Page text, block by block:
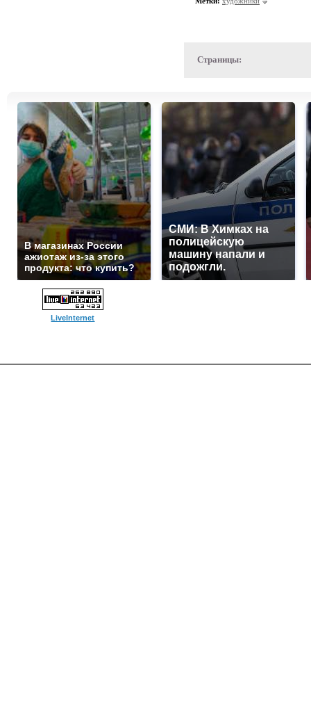
Страницы:
В магазинах России
ажиотаж из-за этого
продукта: что купить?
СМИ: В Химках на
полицейскую
машину напали и
подожгли.
LiveInternet